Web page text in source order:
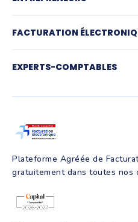
Logiciel de devis
Gestion des achats
Parrainage
FACTURATION
Plateforme agréée de
EXPERTS-COMPTABLES
Facture électronique
Création d'entreprise
Programmes de formation
Plateforme Agréée de
gratuitement dans toutes nos